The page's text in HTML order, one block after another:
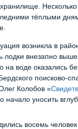
тёплыми
возникла в
лодки внезапно
на воде оказались
поисково-
Колобов «
начало уносить
восемь